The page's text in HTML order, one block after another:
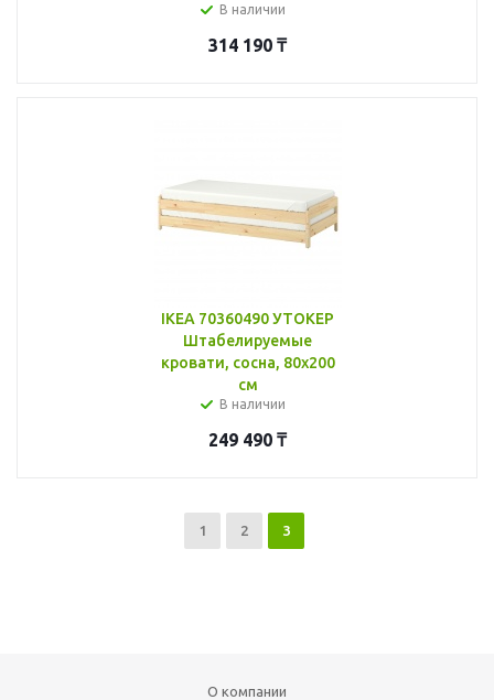
В наличии
314 190 ₸
IKEA 70360490 УТОКЕР
Штабелируемые
кровати, сосна, 80x200
см
В наличии
249 490 ₸
1 2 3
О компании